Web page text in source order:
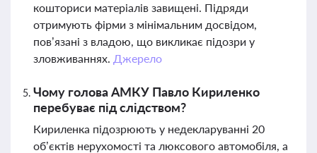
кошториси матеріалів завищені. Підряди
отримують фірми з мінімальним досвідом,
пов’язані з владою, що викликає підозри у
зловживаннях. Джерело
Чому голова АМКУ Павло Кириленко
перебуває під слідством?
Кириленка підозрюють у недекларуванні 20
об’єктів нерухомості та люксового автомобіля, а